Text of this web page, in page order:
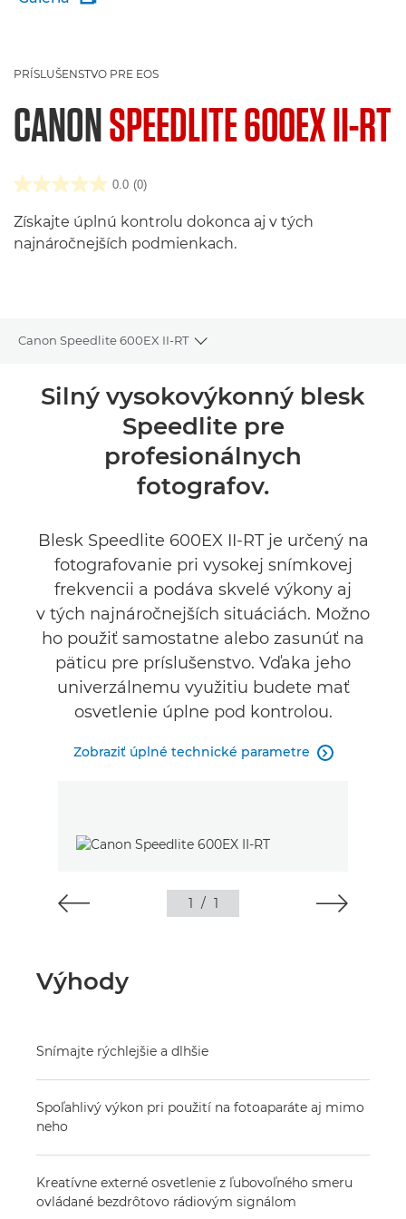
PRÍSLUŠENSTVO PRE EOS
CANONSPEEDLITE 600EX II-RT
0.0 (0)
Získajte úplnú kontrolu dokonca aj v tých
najnáročnejších podmienkach.
Canon Speedlite 600EX II-RT
Toggle breadcrumbs
Prehľad
Technické parametre
Silný vysokovýkonný blesk
Speedlite pre
profesionálnych
fotografov.
Blesk Speedlite 600EX II-RT je určený na
fotografovanie pri vysokej snímkovej
frekvencii a podáva skvelé výkony aj
v tých najnáročnejších situáciách. Možno
ho použiť samostatne alebo zasunúť na
päticu pre príslušenstvo. Vďaka jeho
univerzálnemu využitiu budete mať
osvetlenie úplne pod kontrolou.
Zobraziť úplné technické parametre 
1 / 1
Výhody
Snímajte rýchlejšie a dlhšie
Spoľahlivý výkon pri použití na fotoaparáte aj mimo
neho
Kreatívne externé osvetlenie z ľubovoľného smeru
ovládané bezdrôtovo rádiovým signálom